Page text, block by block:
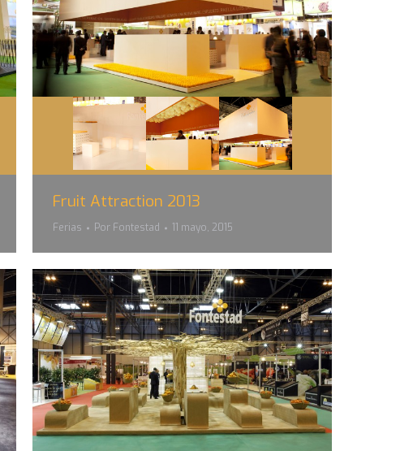
Fruit Attraction 2013
Ferias Por Fontestad 11 mayo, 2015